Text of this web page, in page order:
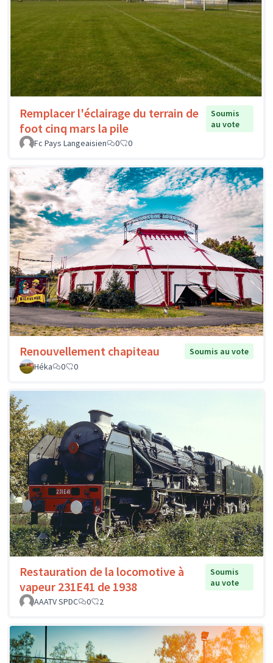
Remplacer l'éclairage du terrain de
foot cinq mars la pile
Soumis
au vote
Fc Pays Langeaisien
0 0
Renouvellement chapiteau
Soumis au vote
Héka
0 0
Restauration de la locomotive à
vapeur 231E41 de 1938
Soumis
au vote
AAATV SPDC
0 2